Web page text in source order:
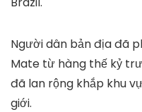
Người dân bản địa đã
Mate từ hàng thế kỷ
đã lan rộng khắp khu
giới.